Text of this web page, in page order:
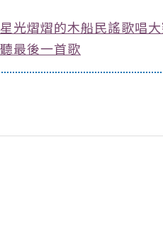
光熠熠的木船民謠歌唱
最後一首歌